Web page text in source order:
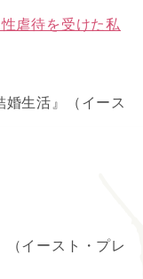
虐待を受けた私
生活』（イース
イースト・プレ